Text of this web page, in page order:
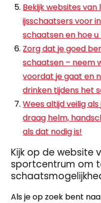
Bekijk websites
ijsschaatsers voor
schaatsen en hoe
Zorg dat je goed
schaatsen – neem
voordat je gaat en
drinken tijdens het
Wees altijd veilig
draag helm,
als dat nodig is!
Kijk op de website
sportcentrum om
Als je op zoek bent